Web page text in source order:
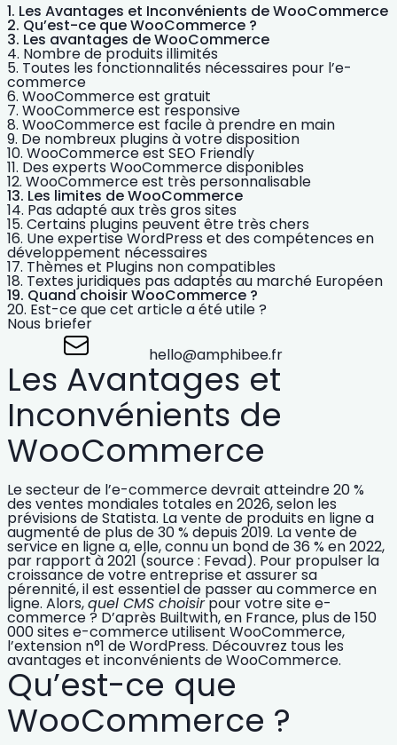
Les Avantages et Inconvénients de WooCommerce
Qu’est-ce que WooCommerce ?
Les avantages de WooCommerce
Nombre de produits illimités
Toutes les fonctionnalités nécessaires pour l’e-
commerce
WooCommerce est gratuit
WooCommerce est responsive
WooCommerce est facile à prendre en main
De nombreux plugins à votre disposition
WooCommerce est SEO Friendly
Des experts WooCommerce disponibles
WooCommerce est très personnalisable
Les limites de WooCommerce
Pas adapté aux très gros sites
Certains plugins peuvent être très chers
Une expertise WordPress et des compétences en
développement nécessaires
Thèmes et Plugins non compatibles
Textes juridiques pas adaptés au marché Européen
Quand choisir WooCommerce ?
Est-ce que cet article a été utile ?
Nous briefer
hello@amphibee.fr
Les Avantages et
Inconvénients de
WooCommerce
Le secteur de l’e-commerce devrait atteindre20 %
des ventes mondiales totales en 2026, selon les
prévisions de Statista. La vente de produits en ligne a
augmenté de plus de 30 % depuis 2019. La vente de
service en ligne a, elle, connu un bond de 36 % en 2022,
par rapport à 2021 (source : Fevad). Pour propulser la
croissance de votre entrepriseet assurer sa
pérennité, il est essentiel de passer aucommerce en
ligne. Alors,quel CMS choisirpour votre site e-
commerce ? D’après Builtwith, en France, plus de 150
000 sites e-commerce utilisent WooCommerce,
l’extension n°1 de WordPress. Découvrez tous les
avantages et inconvénients de WooCommerce.
Qu’est-ce que
WooCommerce ?